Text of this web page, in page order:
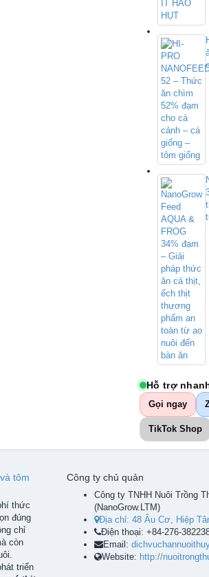
Hỗ trợ
Gọi ngay
TikTok Shop
tôm
thức
đúng
chỉ
còn
triển
Công ty chủ quản
Công ty TNHH Nuôi Trồng
(NanoGrow.LTM)
Địa chỉ:48 Âu Cơ, Hiệp
Điện thoại:+84-276-
Email:
Website: http://